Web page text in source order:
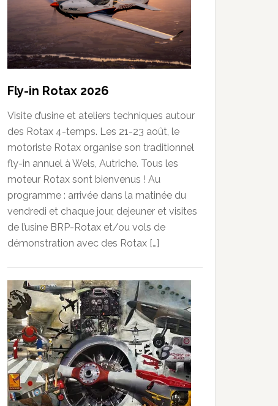
Fly-in Rotax 2026
Visite d’usine et ateliers techniques autour
des Rotax 4-temps. Les 21-23 août, le
motoriste Rotax organise son traditionnel
fly-in annuel à Wels, Autriche. Tous les
moteur Rotax sont bienvenus ! Au
programme : arrivée dans la matinée du
vendredi et chaque jour, dejeuner et visites
de l’usine BRP-Rotax et/ou vols de
démonstration avec des Rotax […]